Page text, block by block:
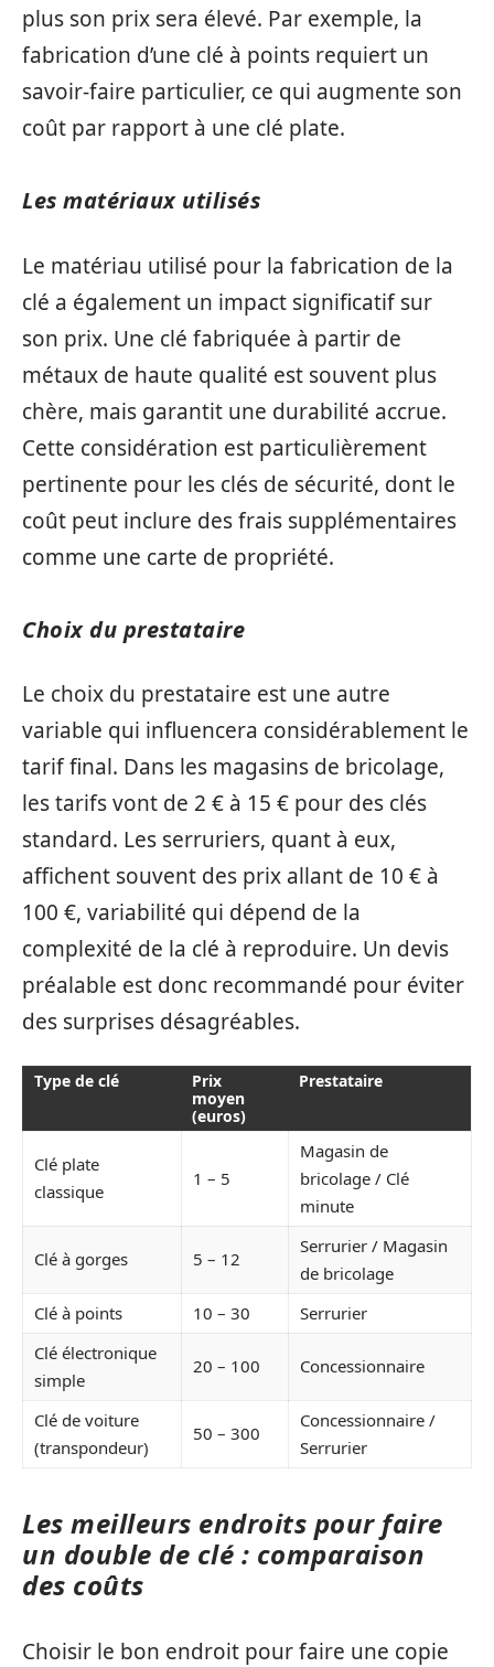
plus son prix sera élevé. Par exemple, la
fabrication d’une clé à points requiert un
savoir-faire particulier, ce qui augmente son
coût par rapport à une clé plate.
Les matériaux utilisés
Le matériau utilisé pour la fabrication de la
clé a également un impact significatif sur
son prix. Une clé fabriquée à partir de
métaux de haute qualité est souvent plus
chère, mais garantit une durabilité accrue.
Cette considération est particulièrement
pertinente pour les clés de sécurité, dont le
coût peut inclure des frais supplémentaires
comme une carte de propriété.
Choix du prestataire
Le choix du prestataire est une autre
variable qui influencera considérablement le
tarif final. Dans les magasins de bricolage,
les tarifs vont de 2 € à 15 € pour des clés
standard. Les serruriers, quant à eux,
affichent souvent des prix allant de 10 € à
100 €, variabilité qui dépend de la
complexité de la clé à reproduire. Un devis
préalable est donc recommandé pour éviter
des surprises désagréables.
Type de clé
Prix
moyen
(euros)
Prestataire
Clé plate
classique
1 – 5
Magasin de
bricolage / Clé
minute
Clé à gorges 5 – 12
Serrurier / Magasin
de bricolage
Clé à points
10 – 30
Serrurier
Clé électronique
simple
20 – 100 Concessionnaire
Clé de voiture
(transpondeur)
50 – 300
Concessionnaire /
Serrurier
Les meilleurs endroits pour faire
un double de clé : comparaison
des coûts
Choisir le bon endroit pour faire une copie